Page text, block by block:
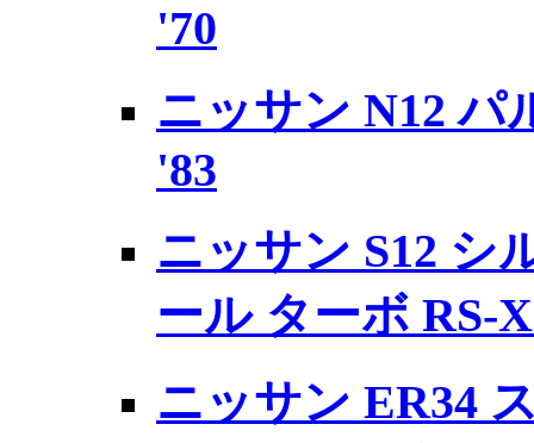
'70
ニッサン N12 パ
'83
ニッサン S12 シ
ール ターボ RS-
ニッサン ER34